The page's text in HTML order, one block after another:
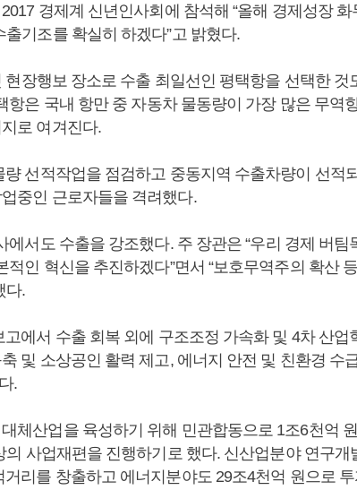
경제계 신년인사회에 참석해 “올해 경제성장 화
출기조를 확실히 하겠다”고 밝혔다.
현장행보 장소로 수출 최일선인 평택항을 선택한 것
항은 국내 항만 중 자동차 물동량이 가장 많은 무역
로 여겨진다.
선적작업을 점검하고 중동지역 수출차량이 선적
중인 근로자들을 격려했다.
서도 수출을 강조했다. 주 장관은 “우리 경제 버팀
적인 혁신을 추진하겠다”면서 “보호무역주의 확산
다.
에서 수출 회복 외에 구조조정 가속화 및 4차 산업
및 소상공인 활력 제고, 에너지 안전 및 친환경 수
.
체산업을 육성하기 위해 민관합동으로 1조6천억
의 사업재편을 진행하기로 했다. 신산업분야 연구개
리를 창출하고 에너지분야도 29조4천억 원으로 투